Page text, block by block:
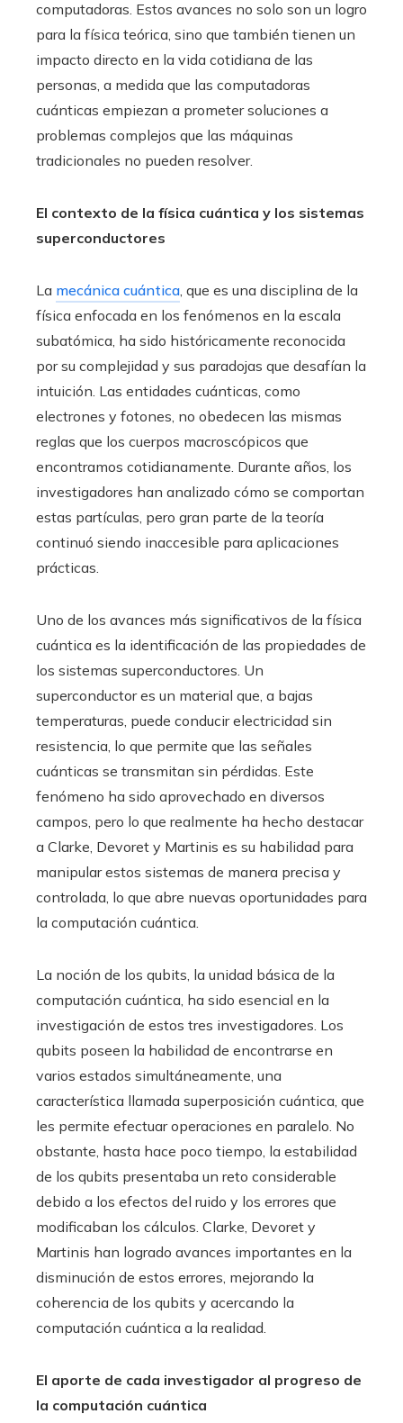
computadoras. Estos avances no solo son un logro
para la física teórica, sino que también tienen un
impacto directo en la vida cotidiana de las
personas, a medida que las computadoras
cuánticas empiezan a prometer soluciones a
problemas complejos que las máquinas
tradicionales no pueden resolver.
El contexto de la física cuántica y los sistemas
superconductores
La mecánica cuántica , que es una disciplina de la
física enfocada en los fenómenos en la escala
subatómica, ha sido históricamente reconocida
por su complejidad y sus paradojas que desafían la
intuición. Las entidades cuánticas, como
electrones y fotones, no obedecen las mismas
reglas que los cuerpos macroscópicos que
encontramos cotidianamente. Durante años, los
investigadores han analizado cómo se comportan
estas partículas, pero gran parte de la teoría
continuó siendo inaccesible para aplicaciones
prácticas.
Uno de los avances más significativos de la física
cuántica es la identificación de las propiedades de
los sistemas superconductores. Un
superconductor es un material que, a bajas
temperaturas, puede conducir electricidad sin
resistencia, lo que permite que las señales
cuánticas se transmitan sin pérdidas. Este
fenómeno ha sido aprovechado en diversos
campos, pero lo que realmente ha hecho destacar
a Clarke, Devoret y Martinis es su habilidad para
manipular estos sistemas de manera precisa y
controlada, lo que abre nuevas oportunidades para
la computación cuántica.
La noción de los qubits, la unidad básica de la
computación cuántica, ha sido esencial en la
investigación de estos tres investigadores. Los
qubits poseen la habilidad de encontrarse en
varios estados simultáneamente, una
característica llamada superposición cuántica, que
les permite efectuar operaciones en paralelo. No
obstante, hasta hace poco tiempo, la estabilidad
de los qubits presentaba un reto considerable
debido a los efectos del ruido y los errores que
modificaban los cálculos. Clarke, Devoret y
Martinis han logrado avances importantes en la
disminución de estos errores, mejorando la
coherencia de los qubits y acercando la
computación cuántica a la realidad.
El aporte de cada investigador al progreso de
la computación cuántica